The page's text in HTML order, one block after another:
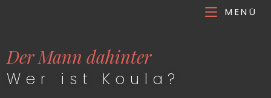
MENÜ
Der Mann dahinter
Wer ist Koula?